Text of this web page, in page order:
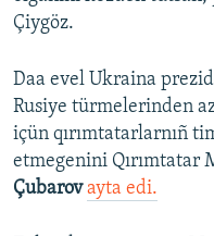
Çiygöz.
Daa evel Ukraina
Rusiye türmelerinden
içün qırımtatarlarnıñ
etmegenini
Çubarovayta edi.